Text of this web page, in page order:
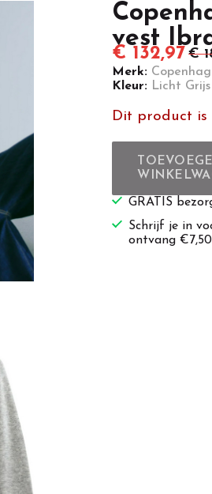
vest
€ 132,97 €
Merk:
Kleur: Licht Grijs
Dit product is
GRATIS
Schrijf je in
ontvang